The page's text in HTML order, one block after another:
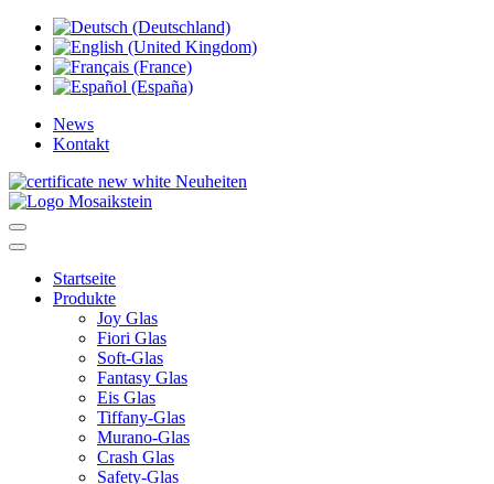
News
Kontakt
Neuheiten
Startseite
Produkte
Joy Glas
Fiori Glas
Soft-Glas
Fantasy Glas
Eis Glas
Tiffany-Glas
Murano-Glas
Crash Glas
Safety-Glas